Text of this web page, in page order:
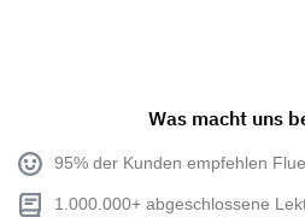
Was macht uns
95% der Kunden empfehlen
1.000.000+ abgeschlossene